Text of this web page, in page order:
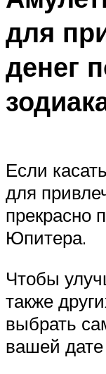
для
денег
Если
для
прекрасно
Юпитера.
Чтобы
также
выбрать
вашей